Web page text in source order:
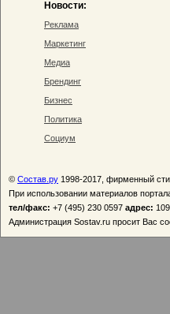
Новости:
Реклама
Маркетинг
Медиа
Брендинг
Бизнес
Политика
Социум
© Состав.ру 1998-2017, фирменный
При использовании материалов
тел/факс: +7 (495) 230 0597 адрес:
Администрация Sostav.ru просит Вас